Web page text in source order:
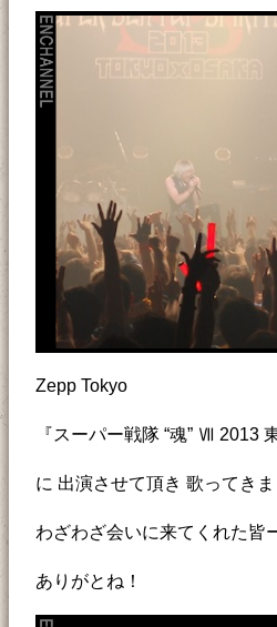
Zepp Tokyo
『スーパー戦隊 “魂” Ⅶ 2013
に 出演させて頂き 歌ってきま
わざわざ会いに来てくれた皆
ありがとね！